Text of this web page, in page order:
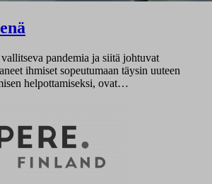
pandemia ja siitä johtuvat
ihmiset sopeutumaan täysin uuteen
helpottamiseksi, ovat…